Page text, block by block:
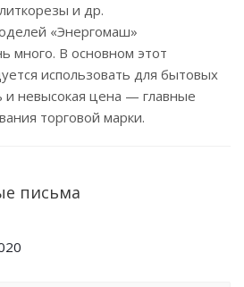
и др.
«Энергомаш»
много. В основном этот
использовать для бытовых
и невысокая цена — главные
торговой марки.
письма